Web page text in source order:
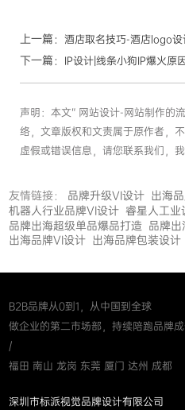
上一篇： 酒店取名技巧-酒店logo
下一篇： IP设计|线条小狗IP爆火原
声明：本文“ 网站设计-网站制作的
络，文章版权和文责属于原作者，
虚假或错误信息，请您联系我们，
友情链接： 品牌升级VI设计 出海
机器人行业品牌VI设计 睿星人工业
品牌出海超级单品爆品打造 品牌
出海品牌VI设计 出海品牌包装设计
B2B品牌从0到1，从中国到全球
做企业的第二市场部，持续陪跑品牌
/
福田 南山 龙岗 东莞 厦门 达州 成都
深圳市标派视觉品牌设计有限公司